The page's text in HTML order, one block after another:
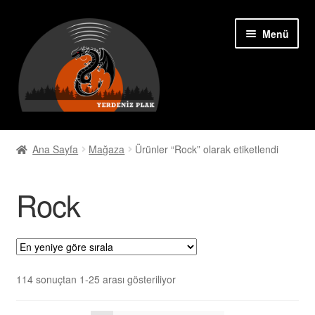
Dolaşıma
geç
geç
Menü
Mağaza
Blues
Opera
Klasik
Ana Sayfa Mağaza Ürünler “Rock” olarak etiketlendi
Rock
114 sonuçtan 1-25 arası gösteriliyorEn